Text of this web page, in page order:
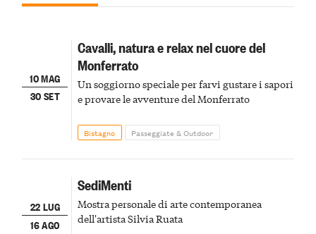
10 MAG
30 SET
Cavalli, natura e relax nel cuore del
Monferrato
Un soggiorno speciale per farvi gustare i sapori
e provare le avventure del Monferrato
Bistagno Passeggiate & Outdoor
22 LUG
16 AGO
SediMenti
Mostra personale di arte contemporanea
dell'artista Silvia Ruata